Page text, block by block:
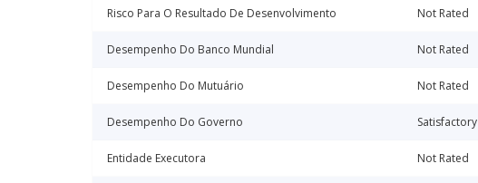
Risco Para O Resultado De Desenvolvimento Not Rated
Desempenho Do Banco Mundial Not Rated
Desempenho Do Mutuário Not Rated
Desempenho Do Governo Satisfactory
Entidade Executora Not Rated